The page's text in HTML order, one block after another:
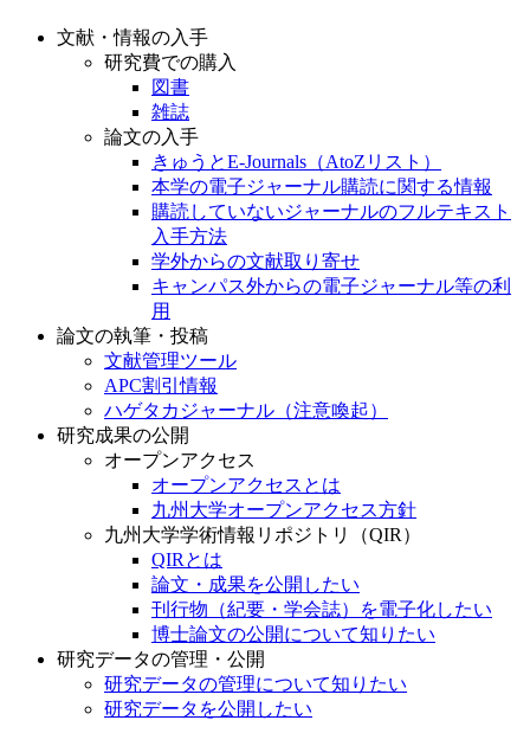
文献・情報の入手
研究費での購入
図書
雑誌
論文の入手
きゅうとE-Journals（AtoZリスト）
本学の電子ジャーナル購読に関する情報
購読していないジャーナルのフルテキスト
入手方法
学外からの文献取り寄せ
キャンパス外からの電子ジャーナル等の利
用
論文の執筆・投稿
文献管理ツール
APC割引情報
ハゲタカジャーナル（注意喚起）
研究成果の公開
オープンアクセス
オープンアクセスとは
九州大学オープンアクセス方針
九州大学学術情報リポジトリ（QIR）
QIRとは
論文・成果を公開したい
刊行物（紀要・学会誌）を電子化したい
博士論文の公開について知りたい
研究データの管理・公開
研究データの管理について知りたい
研究データを公開したい